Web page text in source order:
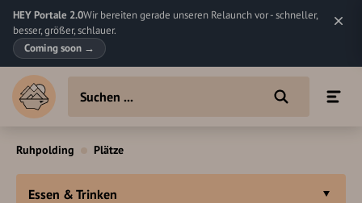
HEY Portale 2.0Wir bereiten gerade unseren Relaunch vor - schneller,
besser, größer, schlauer.
Coming soon →
Ruhpolding Plätze
Essen & Trinken